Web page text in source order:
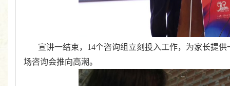
宣讲一结束， 14个咨询组立刻投入工作，为家长提
场咨询会推向高潮。